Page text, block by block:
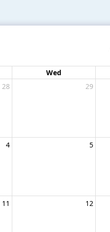
Wed
28 29
4 5
11 12